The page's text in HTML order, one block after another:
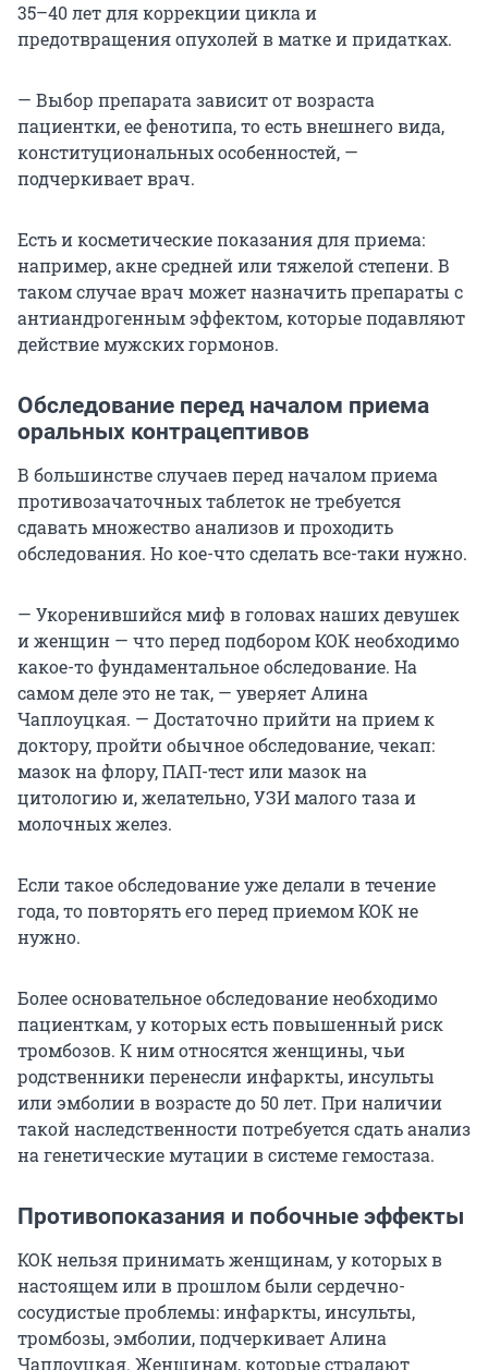
35–40 лет для коррекции цикла и
предотвращения опухолей в матке и придатках.
— Выбор препарата зависит от возраста
пациентки, ее фенотипа, то есть внешнего вида,
конституциональных особенностей, —
подчеркивает врач.
Есть и косметические показания для приема:
например, акне средней или тяжелой степени. В
таком случае врач может назначить препараты с
антиандрогенным эффектом, которые подавляют
действие мужских гормонов.
Обследование перед началом приема
оральных контрацептивов
В большинстве случаев перед началом приема
противозачаточных таблеток не требуется
сдавать множество анализов и проходить
обследования. Но кое-что сделать все-таки нужно.
— Укоренившийся миф в головах наших девушек
и женщин — что перед подбором КОК необходимо
какое-то фундаментальное обследование. На
самом деле это не так, — уверяет Алина
Чаплоуцкая. — Достаточно прийти на прием к
доктору, пройти обычное обследование, чекап:
мазок на флору, ПАП-тест или мазок на
цитологию и, желательно, УЗИ малого таза и
молочных желез.
Если такое обследование уже делали в течение
года, то повторять его перед приемом КОК не
нужно.
Более основательное обследование необходимо
пациенткам, у которых есть повышенный риск
тромбозов. К ним относятся женщины, чьи
родственники перенесли инфаркты, инсульты
или эмболии в возрасте до 50 лет. При наличии
такой наследственности потребуется сдать анализ
на генетические мутации в системе гемостаза.
Противопоказания и побочные эффекты
КОК нельзя принимать женщинам, у которых в
настоящем или в прошлом были сердечно-
сосудистые проблемы: инфаркты, инсульты,
тромбозы, эмболии, подчеркивает Алина
Чаплоуцкая. Женщинам, которые страдают